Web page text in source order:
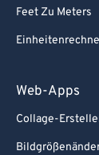
Feet Zu Meters
Web-Apps
Collage-